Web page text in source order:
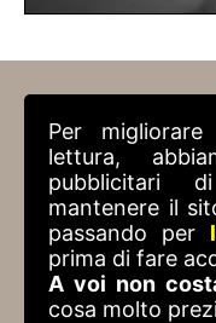
Per
lettura,
pubblicitari
mantenere il
passando per
prima di fare
A voi non
cosa molto